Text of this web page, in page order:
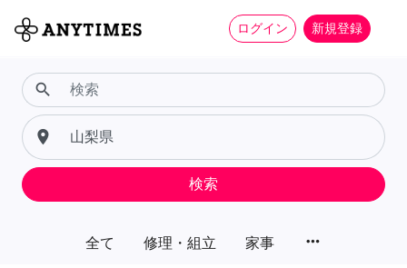
ログイン 新規登録
全て 修理・組立 家事 more_horiz
search
place
検索